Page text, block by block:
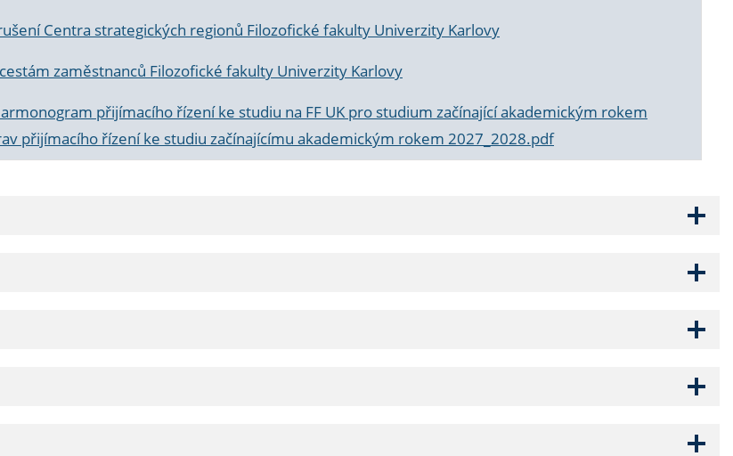
Centra strategických regionů Filozofické fakulty Univerzity Karlovy
cestám zaměstnanců Filozofické fakulty Univerzity Karlovy
přijímacího řízení ke studiu na FF UK pro studium začínající akademickým rokem
přijímacího řízení ke studiu začínajícímu akademickým rokem 2027_2028.pdf